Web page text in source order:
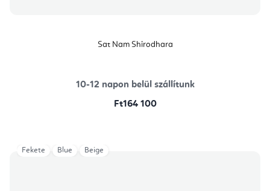
Sat Nam Shirodhara
10-12 napon belül szállítunk
Ft164 100
Fekete Blue Beige